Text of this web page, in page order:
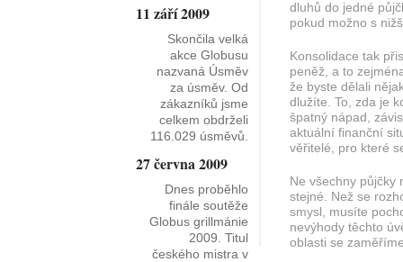
11 září 2009
Skončila velká
akce Globusu
nazvaná Úsměv
za úsměv. Od
zákazníků jsme
celkem obdrželi
116.029 úsměvů.
27 června 2009
Dnes proběhlo
finále soutěže
Globus grillmánie
2009. Titul
českého mistra v
dluhů do jedné
pokud možno s
Konsolidace tak
peněž, a to
že byste dělali
dlužíte. To, zda je
špatný nápad,
aktuální finanční
věřitelé, pro které
Ne všechny půjčky
stejné. Než se
smysl, musíte
nevýhody těchto
oblasti se